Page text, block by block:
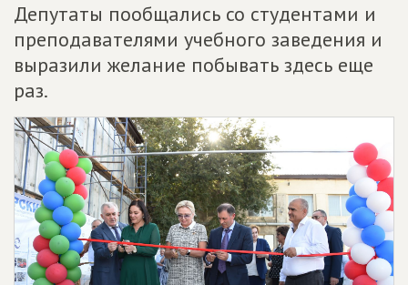
Депутаты пообщались со студентами и
преподавателями учебного заведения и
выразили желание побывать здесь еще
раз.